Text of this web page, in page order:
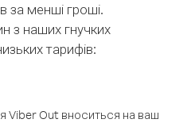
за менші гроші.
з наших гнучких
тарифів:
Viber Out вноситься на ваш